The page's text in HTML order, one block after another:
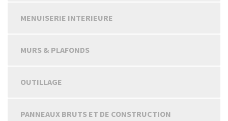
MENUISERIE INTERIEURE
MURS & PLAFONDS
OUTILLAGE
PANNEAUX BRUTS ET DE CONSTRUCTION